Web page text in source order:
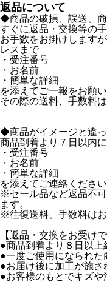
返品について
◆商品の破損、誤送、
すぐに返品・交換等の手
お手数をお掛けします
レスまで
・受注番号
・お名前
・簡単な詳細
を添えてご一報をお願い
その際の送料、手数料
◆商品がイメージと違
商品到着より７日以内
・受注番号
・お名前
・簡単な詳細
を添えてご連絡ください
※セール品など返品不
ます。
※往復送料、手数料はお
【返品・交換をお受け
●商品到着より８日以上
●一度ご使用になられた
●お届け後に加工が施さ
●お客様のもとでキズや